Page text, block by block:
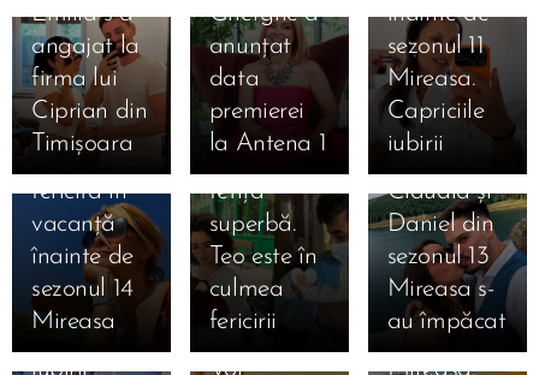
Emilia s-a
angajat la
firma lui
Ciprian din
Timișoara
Gherghe a
anunțat
data
premierei
la Antena 1
înainte de
sezonul 11
Mireasa.
Capriciile
iubirii
31.07.2026
Simona
Gherghe,
extrem de
fericită în
vacanță
înainte de
sezonul 14
Mireasa
31.07.2026
Liliana din
sezonul 11
Mireasa a
născut o
fetiță
superbă.
Teo este în
culmea
fericirii
Claudia și
Daniel din
sezonul 13
Mireasa s-
au împăcat
17.07.2026
Ema și
Alan au
câștigat
Mireasa,
sezonul 13
„Meciul
iubirii”.
16.07.2026
Daniela și
Mihai
după
Mireasa.
Vor
16.07.2026
Denis și
Bianca
după
Mireasa.
16.07.2026
16.07.2026
Mihaela a